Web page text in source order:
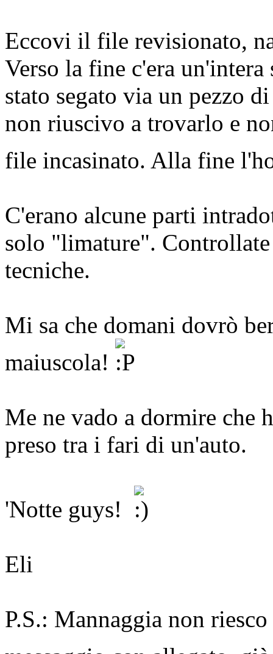
Eccovi il file revisionato,
Verso la fine c'era un'intera
stato segato via un pezzo
non riuscivo a trovarlo e
file incasinato. Alla fine
C'erano alcune parti
solo "limature".
tecniche.
Mi sa che domani dovrò
maiuscola!
Me ne vado a dormire che
preso tra i fari di un'auto.
'Notte guys!
Eli
P.S.: Mannaggia non